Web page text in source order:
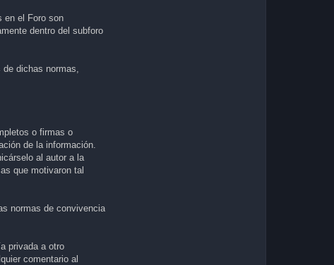
en el Foro son
dentro del subforo
dichas normas,
o firmas o
de la información.
al autor a la
que motivaron tal
normas de convivencia
privada a otro
comentario al